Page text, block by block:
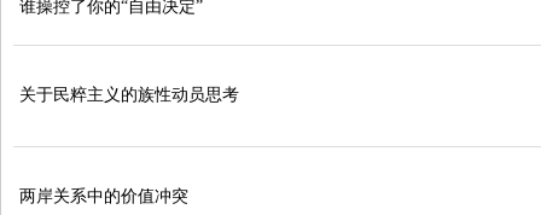
谁操控了你的“自由决定”
关于民粹主义的族性动员思考
两岸关系中的价值冲突